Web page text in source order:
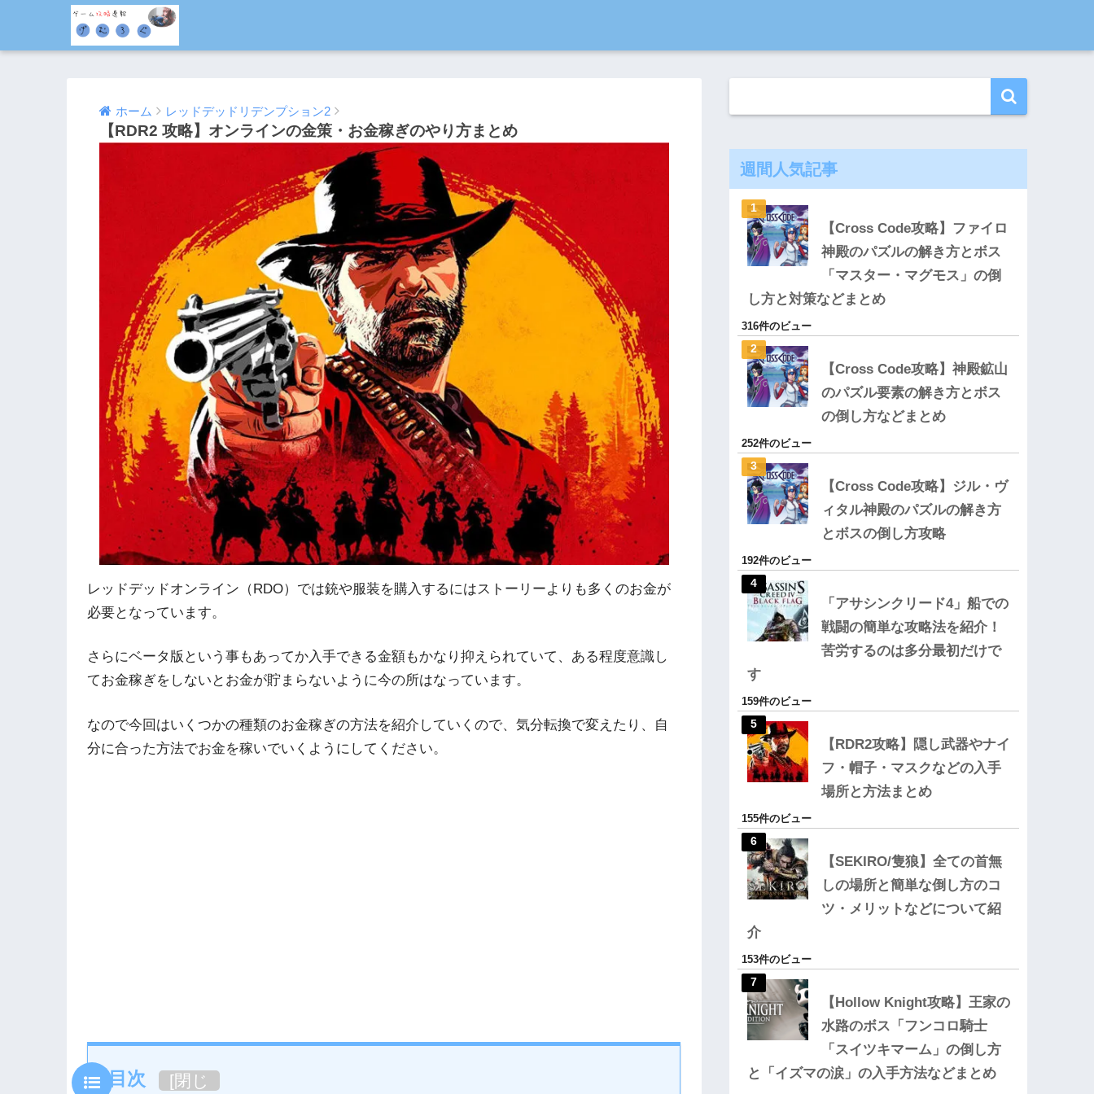
ホーム レッドデッドリデンプション2
【RDR2 攻略】オンラインの金策・お金稼ぎのやり方まとめ
2018/12/07 2018/12/12
レッドデッドオンライン（RDO）では銃や服装を購入するにはストーリーよりも多くのお金が
必要となっています。
さらにベータ版という事もあってか入手できる金額もかなり抑えられていて、ある程度意識し
てお金稼ぎをしないとお金が貯まらないように今の所はなっています。
なので今回はいくつかの種類のお金稼ぎの方法を紹介していくので、気分転換で変えたり、自
分に合った方法でお金を稼いでいくようにしてください。
目次 [閉じ
週間人気記事
【Cross Code攻略】ファイロ
神殿のパズルの解き方とボス
「マスター・マグモス」の倒
し方と対策などまとめ
316件のビュー
【Cross Code攻略】神殿鉱山
のパズル要素の解き方とボス
の倒し方などまとめ
252件のビュー
【Cross Code攻略】ジル・ヴ
ィタル神殿のパズルの解き方
とボスの倒し方攻略
192件のビュー
「アサシンクリード4」船での
戦闘の簡単な攻略法を紹介！
苦労するのは多分最初だけで
す
159件のビュー
【RDR2攻略】隠し武器やナイ
フ・帽子・マスクなどの入手
場所と方法まとめ
155件のビュー
【SEKIRO/隻狼】全ての首無
しの場所と簡単な倒し方のコ
ツ・メリットなどについて紹
介
153件のビュー
【Hollow Knight攻略】王家の
水路のボス「フンコロ騎士
「スイツキマーム」の倒し方
と「イズマの涙」の入手方法などまとめ